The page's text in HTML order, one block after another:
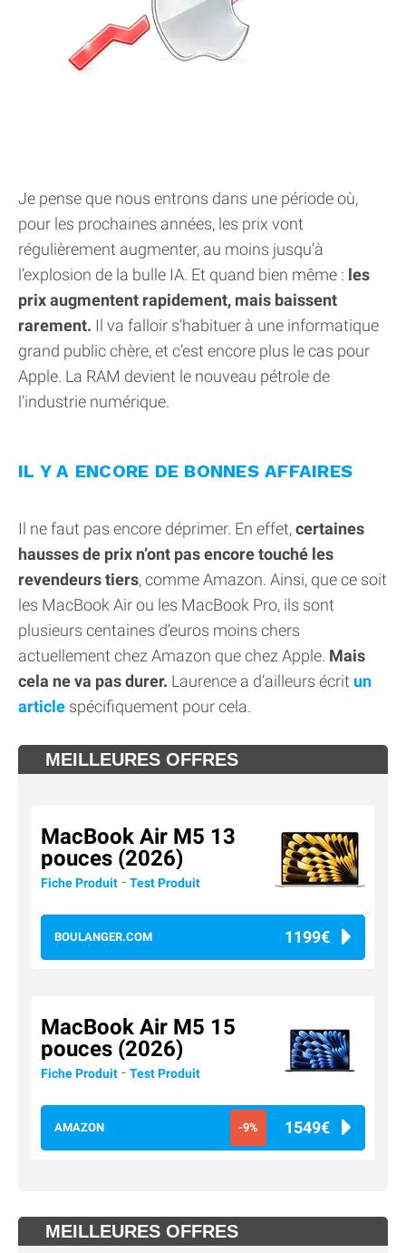
Je pense que nous entrons dans une période où,
pour les prochaines années, les prix vont
régulièrement augmenter, au moins jusqu’à
l’explosion de la bulle IA. Et quand bien même : les
prix augmentent rapidement, mais baissent
rarement. Il va falloir s’habituer à une informatique
grand public chère, et c’est encore plus le cas pour
Apple. La RAM devient le nouveau pétrole de
l’industrie numérique.
IL Y A ENCORE DE BONNES AFFAIRES
Il ne faut pas encore déprimer. En effet,certaines
hausses de prix n’ont pas encore touché les
revendeurs tiers, comme Amazon. Ainsi, que ce soit
les MacBook Air ou les MacBook Pro, ils sont
plusieurs centaines d'euros moins chers
actuellement chez Amazon que chez Apple. Mais
cela ne va pas durer. Laurence a d’ailleurs écrit un
article spécifiquement pour cela.
MEILLEURES OFFRES
MacBook Air M5 13
pouces (2026)
Fiche Produit - Test Produit
BOULANGER.COM 1199€
MacBook Air M5 15
pouces (2026)
Fiche Produit - Test Produit
AMAZON -9% 1549€
MEILLEURES OFFRES